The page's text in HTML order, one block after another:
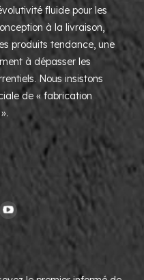
fluide pour les
à la livraison,
produits tendance, une
à dépasser les
Nous insistons
de « fabrication